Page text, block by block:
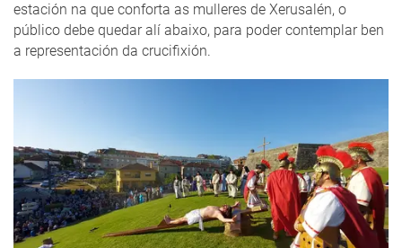
estación na que conforta as mulleres de Xerusalén, o
público debe quedar alí abaixo, para poder contemplar ben
a representación da crucifixión.